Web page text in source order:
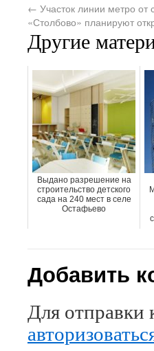
← Участок линии метро от
«Столбово» планируют
Другие
Выдано разрешение на
строительство детского
сада на 240 мест в селе
Остафьево
Добавить
Для отправки